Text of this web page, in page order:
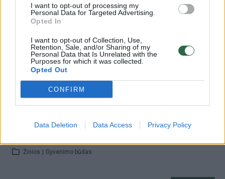
I want to opt-out of processing my
Personal Data for Targeted Advertising.
Opted In
I want to opt-out of Collection, Use,
Retention, Sale, and/or Sharing of my
Personal Data that Is Unrelated with the
Purposes for which it was collected.
Opted Out
CONFIRM
Data Deletion Data Access Privacy Policy
organizmui trūksta jodo
Žinios | Gyvenimo būdas
00:00:35
Paaiškino, kaip sužinoti, ar organizmui trūksta jodo: yra
vienas būdas
Gyvenimo būdas
Netikėtai pradėjo augti svoris? Specialistė įvardijo, ko
Žinios Gyvenimo būdas